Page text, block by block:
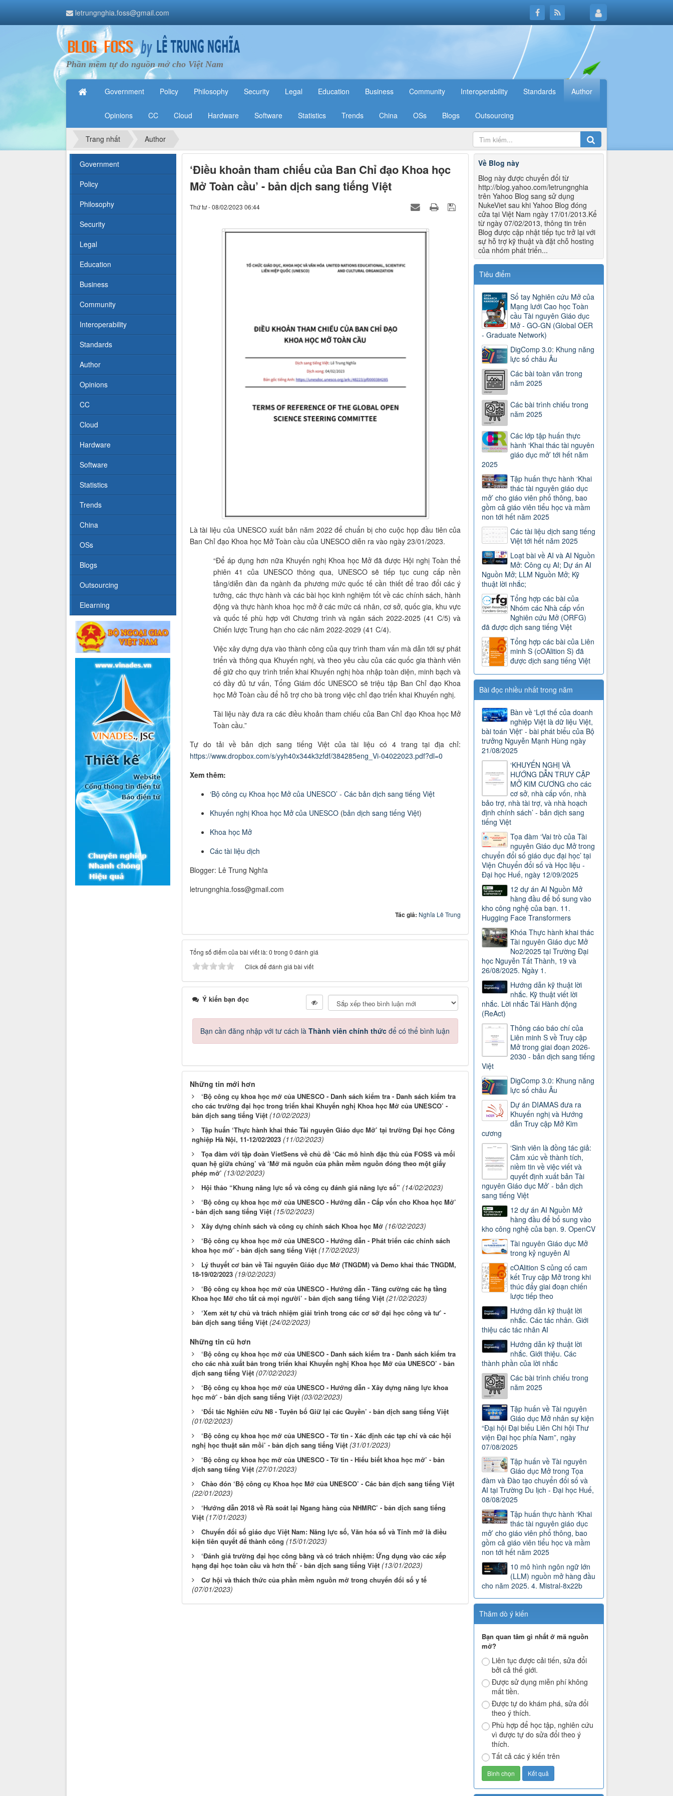
letrungnghia.foss@gmail.com
Phần mềm tự do nguồn mở cho Việt Nam
Government Policy Philosophy Security Legal Education Business Community Interoperability Standards Author
Opinions CC Cloud Hardware Software Statistics Trends China OSs Blogs Outsourcing
Trang nhất Author
‘Điều khoản tham chiếu của Ban Chỉ đạo Khoa học
Mở Toàn cầu’ - bản dịch sang tiếng Việt
Thứ tư - 08/02/2023 06:44
Là tài liệu của UNESCO xuất bản năm 2022 để chuẩn bị cho cuộc họp đầu tiên của
Ban Chỉ đạo Khoa học Mở Toàn cầu của UNESCO diễn ra vào ngày 23/01/2023.
“Để áp dụng hơn nữa Khuyến nghị Khoa học Mở đã được Hội nghị Toàn thể
phiên 41 của UNESCO thông qua, UNESCO sẽ tiếp tục cung cấp nền
tảng/diễn đàn đa ngành đa phương mứcquốc tế cần thiết để trao đổi các ý
tưởng, các thực hành và các bài học kinh nghiệm tốt về các chính sách, hành
động và thực hành khoa học mở ở các mức cá nhân, cơ sở, quốc gia, khu vực
và quốc tế phù hợp với Chương trình và ngân sách 2022-2025 (41 C/5) và
Chiến lược Trung hạn cho các năm 2022-2029 (41 C/4).
Việc xây dựng dựa vào thành công của quy trình tham vấn mà dẫn tới sự phát
triển và thông qua Khuyến nghị, và theo yêu cầu của các quốc gia thành viên
để giữ cho quy trình triển khai Khuyến nghị hòa nhập toàn diện, minh bạch và
có đầy đủ tư vấn, Tổng Giám đốc UNESCO sẽ triệu tập Ban Chỉ đạo Khoa
học Mở Toàn cầu để hỗ trợ cho bà trong việc chỉ đạo triển khai Khuyến nghị.
Tài liệu này đưa ra các điều khoản tham chiếu của Ban Chỉ đạo Khoa học Mở
Toàn cầu.”
Tự do tải về bản dịch sang tiếng Việt của tài liệu có 4 trang tại địa chỉ:
https://www.dropbox.com/s/yyh40x344k3zfdf/384285eng_Vi-04022023.pdf?dl=0
Xem thêm:
‘Bộ công cụ Khoa học Mở của UNESCO’ - Các bản dịch sang tiếng Việt
Khuyến nghị Khoa học Mở của UNESCO(bản dịch sang tiếng Việt)
Khoa học Mở
Các tài liệu dịch
Blogger: Lê Trung Nghĩa
letrungnghia.foss@gmail.com
Tác giả: Nghĩa Lê Trung
Tổng số điểm của bài viết là: 0 trong 0 đánh giá
Click để đánh giá bài viết
Ý kiến bạn đọc
Bạn cần đăng nhập với tư cách là Thành viên chính thứcđể có thể bình luận
Những tin mới hơn
‘Bộ công cụ khoa học mở của UNESCO - Danh sách kiểm tra - Danh sách kiểm tra
cho các trường đại học trong triển khai Khuyến nghị Khoa học Mở của UNESCO’ -
bản dịch sang tiếng Việt (10/02/2023)
Tập huấn ‘Thực hành khai thác Tài nguyên Giáo dục Mở’ tại trường Đại học Công
nghiệp Hà Nội, 11-12/02/2023 (11/02/2023)
Tọa đàm với tập đoàn VietSens về chủ đề ‘Các mô hình đặc thù của FOSS và mối
quan hệ giữa chúng’ và ‘Mở mã nguồn của phần mềm nguồn đóng theo một giấy
phép mở’ (13/02/2023)
Hội thảo “Khung năng lực số và công cụ đánh giá năng lực số” (14/02/2023)
‘Bộ công cụ khoa học mở của UNESCO - Hướng dẫn - Cấp vốn cho Khoa học Mở’
- bản dịch sang tiếng Việt (15/02/2023)
Xây dựng chính sách và công cụ chính sách Khoa học Mở (16/02/2023)
‘Bộ công cụ khoa học mở của UNESCO - Hướng dẫn - Phát triển các chính sách
khoa học mở’ - bản dịch sang tiếng Việt (17/02/2023)
Lý thuyết cơ bản về Tài nguyên Giáo dục Mở (TNGDM) và Demo khai thác TNGDM,
18-19/02/2023 (19/02/2023)
‘Bộ công cụ khoa học mở của UNESCO - Hướng dẫn - Tăng cường các hạ tầng
Khoa học Mở cho tất cả mọi người’ - bản dịch sang tiếng Việt (21/02/2023)
‘Xem xét tự chủ và trách nhiệm giải trình trong các cơ sở đại học công và tư’ -
bản dịch sang tiếng Việt (24/02/2023)
Những tin cũ hơn
‘Bộ công cụ khoa học mở của UNESCO - Danh sách kiểm tra - Danh sách kiểm tra
cho các nhà xuất bản trong triển khai Khuyến nghị Khoa học Mở của UNESCO’ - bản
dịch sang tiếng Việt (07/02/2023)
‘Bộ công cụ khoa học mở của UNESCO - Hướng dẫn - Xây dựng năng lực khoa
học mở’ - bản dịch sang tiếng Việt (03/02/2023)
‘Đối tác Nghiên cứu N8 - Tuyên bố Giữ lại các Quyền’ - bản dịch sang tiếng Việt
(01/02/2023)
‘Bộ công cụ khoa học mở của UNESCO - Tờ tin - Xác định các tạp chí và các hội
nghị học thuật săn mồi’ - bản dịch sang tiếng Việt (31/01/2023)
‘Bộ công cụ khoa học mở của UNESCO - Tờ tin - Hiểu biết khoa học mở’ - bản
dịch sang tiếng Việt (27/01/2023)
Chào đón ‘Bộ công cụ Khoa học Mở của UNESCO’ - Các bản dịch sang tiếng Việt
(22/01/2023)
‘Hướng dẫn 2018 về Rà soát lại Ngang hàng của NHMRC’ - bản dịch sang tiếng
Việt (17/01/2023)
Chuyển đổi số giáo dục Việt Nam: Năng lực số, Văn hóa số và Tính mở là điều
kiện tiên quyết để thành công (15/01/2023)
‘Đánh giá trường đại học công bằng và có trách nhiệm: Ứng dụng vào các xếp
hạng đại học toàn cầu và hơn thế’ - bản dịch sang tiếng Việt (13/01/2023)
Cơ hội và thách thức của phần mềm nguồn mở trong chuyển đổi số y tế
(07/01/2023)
Về Blog này
Blog này được chuyển đổi từ
http://blog.yahoo.com/letrungnghia
trên Yahoo Blog sang sử dụng
NukeViet sau khi Yahoo Blog đóng
cửa tại Việt Nam ngày 17/01/2013.Kể
từ ngày 07/02/2013, thông tin trên
Blog được cập nhật tiếp tục trở lại với
sự hỗ trợ kỹ thuật và đặt chỗ hosting
của nhóm phát triển...
Tiêu điểm
Sổ tay Nghiên cứu Mở của
Mạng lưới Cao học Toàn
cầu Tài nguyên Giáo dục
Mở - GO-GN (Global OER
- Graduate Network)
DigComp 3.0: Khung năng
lực số châu Âu
Các bài toàn văn trong
năm 2025
Các bài trình chiếu trong
năm 2025
Các lớp tập huấn thực
hành ‘Khai thác tài nguyên
giáo dục mở’ tới hết năm
2025
Tập huấn thực hành ‘Khai
thác tài nguyên giáo dục
mở’ cho giáo viên phổ thông, bao
gồm cả giáo viên tiểu học và mầm
non tới hết năm 2025
Các tài liệu dịch sang tiếng
Việt tới hết năm 2025
Loạt bài về AI và AI Nguồn
Mở: Công cụ AI; Dự án AI
Nguồn Mở; LLM Nguồn Mở; Kỹ
thuật lời nhắc;
Tổng hợp các bài của
Nhóm các Nhà cấp vốn
Nghiên cứu Mở (ORFG)
đã được dịch sang tiếng Việt
Tổng hợp các bài của Liên
minh S (cOAlition S) đã
được dịch sang tiếng Việt
Bài đọc nhiều nhất trong năm
Bàn về 'Lợi thế của doanh
nghiệp Việt là dữ liệu Việt,
bài toán Việt' - bài phát biểu của Bộ
trưởng Nguyễn Mạnh Hùng ngày
21/08/2025
‘KHUYẾN NGHỊ VÀ
HƯỚNG DẪN TRUY CẬP
MỞ KIM CƯƠNG cho các
cơ sở, nhà cấp vốn, nhà
bảo trợ, nhà tài trợ, và nhà hoạch
định chính sách’ - bản dịch sang
tiếng Việt
Tọa đàm ‘Vai trò của Tài
nguyên Giáo dục Mở trong
chuyển đổi số giáo dục đại học’ tại
Viện Chuyển đổi số và Học liệu -
Đại học Huế, ngày 12/09/2025
12 dự án AI Nguồn Mở
hàng đầu để bổ sung vào
kho công nghệ của bạn. 11.
Hugging Face Transformers
Khóa Thực hành khai thác
Tài nguyên Giáo dục Mở
No2/2025 tại Trường Đại
học Nguyễn Tất Thành, 19 và
26/08/2025. Ngày 1.
Hướng dẫn kỹ thuật lời
nhắc. Kỹ thuật viết lời
nhắc. Lời nhắc Tái Hành động
(ReAct)
Thông cáo báo chí của
Liên minh S về Truy cập
Mở trong giai đoạn 2026-
2030 - bản dịch sang tiếng
Việt
DigComp 3.0: Khung năng
lực số châu Âu
Dự án DIAMAS đưa ra
Khuyến nghị và Hướng
dẫn Truy cập Mở Kim
cương
‘Sinh viên là đồng tác giả:
Cảm xúc về thành tích,
niềm tin về việc viết và
quyết định xuất bản Tài
nguyên Giáo dục Mở’ - bản dịch
sang tiếng Việt
12 dự án AI Nguồn Mở
hàng đầu để bổ sung vào
kho công nghệ của bạn. 9. OpenCV
Tài nguyên Giáo dục Mở
trong kỷ nguyên AI
cOAlition S củng cố cam
kết Truy cập Mở trong khi
thúc đẩy giai đoạn chiến
lược tiếp theo
Hướng dẫn kỹ thuật lời
nhắc. Các tác nhân. Giới
thiệu các tác nhân AI
Hướng dẫn kỹ thuật lời
nhắc. Giới thiệu. Các
thành phần của lời nhắc
Các bài trình chiếu trong
năm 2025
Tập huấn về Tài nguyên
Giáo dục Mở nhân sự kiện
“Đại hội Đại biểu Liên Chi hội Thư
viện Đại học phía Nam”, ngày
07/08/2025
Tập huấn về Tài nguyên
Giáo dục Mở trong Tọa
đàm và Đào tạo chuyển đổi số và
AI tại Trường Du lịch - Đại học Huế,
08/08/2025
Tập huấn thực hành ‘Khai
thác tài nguyên giáo dục
mở’ cho giáo viên phổ thông, bao
gồm cả giáo viên tiểu học và mầm
non tới hết năm 2025
10 mô hình ngôn ngữ lớn
(LLM) nguồn mở hàng đầu
cho năm 2025. 4. Mistral-8x22b
Thăm dò ý kiến
Bạn quan tâm gì nhất ở mã nguồn
mở?
Liên tục được cải tiến, sửa đổi
bởi cả thế giới.
Được sử dụng miễn phí không
mất tiền.
Được tự do khám phá, sửa đổi
theo ý thích.
Phù hợp để học tập, nghiên cứu
vì được tự do sửa đổi theo ý
thích.
Tất cả các ý kiến trên
Government
Policy
Philosophy
Security
Legal
Education
Business
Community
Interoperability
Standards
Author
Opinions
CC
Cloud
Hardware
Software
Statistics
Trends
China
OSs
Blogs
Outsourcing
Elearning